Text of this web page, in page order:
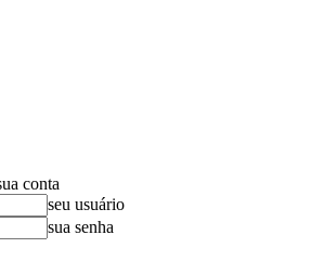
conta
seu usuário
sua senha